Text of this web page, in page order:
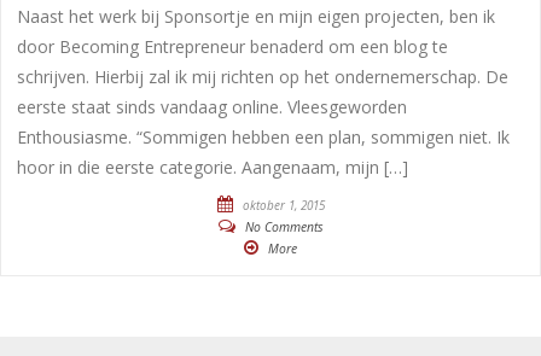
Naast het werk bij Sponsortje en mijn eigen projecten, ben ik
door Becoming Entrepreneur benaderd om een blog te
schrijven. Hierbij zal ik mij richten op het ondernemerschap. De
eerste staat sinds vandaag online. Vleesgeworden
Enthousiasme. “Sommigen hebben een plan, sommigen niet. Ik
hoor in die eerste categorie. Aangenaam, mijn […]
oktober 1, 2015
No Comments
More